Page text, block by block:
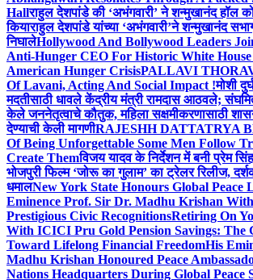
Hallराहुल देशपांडे की ‘अभंगवारी’ ने शन्मुखानंद हॉल
कियाराहुल देशपांडे यांच्या ‘अभंगवारी’ने शन्मुखानंद
निघालेHollywood And Bollywood Leaders
Anti-Hunger CEO For Historic White House
American Hunger CrisisPALLAVI
Of Lavani, Acting And Social Impact !मोशी
मदतीसाठी धावले केंद्रीय मंत्री रामदास आठवले;
केले जननेतृत्वाचे कौतुक, महिला सक्षमीकरणासाठी
देण्याची केली मागणीRAJESHH DATTATRYA
Of Being Unforgettable Some Men Follow
Create Themविजय यादव के निर्देशन में बनी प्रेम
भोजपुरी फिल्म ‘जोरू का गुलाम’ का ट्रेलर रिलीज,
धमालNew York State Honours Global Peace
Eminence Prof. Sir Dr. Madhu Krishan
Prestigious Civic RecognitionsRetiring On
With ICICI Pru Gold Pension Savings: The
Toward Lifelong Financial FreedomHis
Madhu Krishan Honoured Peace
Nations Headquarters During Global Peace